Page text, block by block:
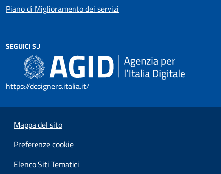
Piano di Miglioramento dei servizi
SEGUICI SU
https://designers.italia.it/
Mappa del sito
Preferenze cookie
Elenco Siti Tematici